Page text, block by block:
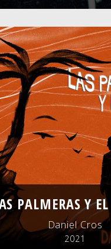
PALMERAS Y
Daniel Cros
2021